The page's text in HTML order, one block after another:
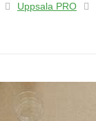
Uppsala PRO